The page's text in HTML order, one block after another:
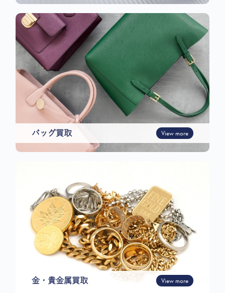
バッグ買取 View more
金・貴金属買取 View more